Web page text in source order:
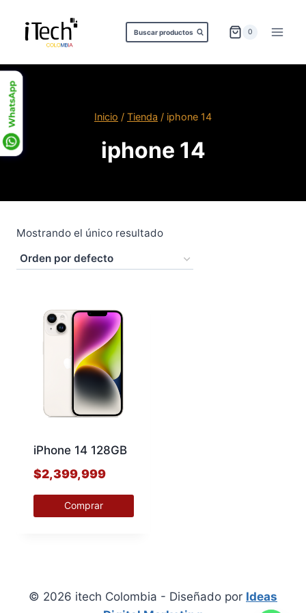
contenido
Buscar productos 0
Inicio / Tienda / iphone 14
iphone 14
Mostrando el único resultado
iPhone 14 128GB
$2,399,999
Comprar
variantes.
© 2026 itech Colombia - Diseñado por Ideas